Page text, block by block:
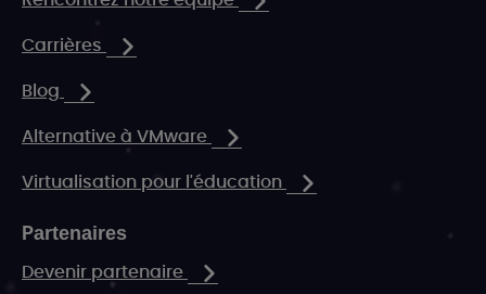
Carrières
Blog
Alternative à VMware
Virtualisation pour l'éducation
Partenaires
Devenir partenaire